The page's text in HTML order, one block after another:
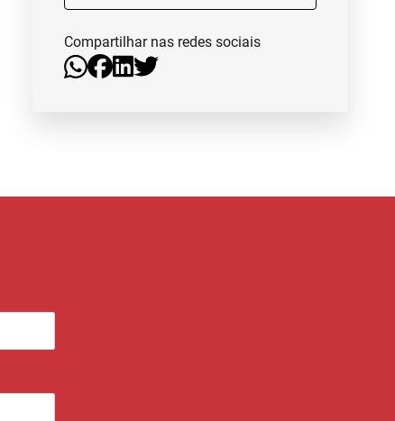
Compartilhar nas redes sociais